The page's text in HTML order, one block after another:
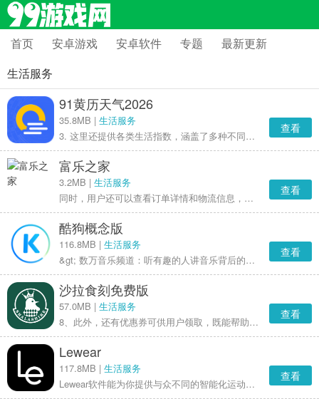
首页 安卓游戏 安卓软件 专题
最新更新
生活服务
91黄历天气2026
35.8MB | 生活服务
3. 这里还提供各类生活指数，涵盖了多种不同类型的指数，能够满足你各方面的需求
查看
富乐之家
3.2MB | 生活服务
同时，用户还可以查看订单详情和物流信息，让购物流程更加透明化。
查看
酷狗概念版
116.8MB | 生活服务
&gt; 数万音乐频道：听有趣的人讲音乐背后的故事
查看
沙拉食刻免费版
57.0MB | 生活服务
8、此外，还有优惠券可供用户领取，既能帮助用户在用餐时节省开支，又能助力他们保持健康的饮食习惯。
查看
Lewear
117.8MB | 生活服务
Lewear软件能为你提供与众不同的智能化运动程序，它采用定量与定制相结合的方式规划运动，助你获取理想的运动方案，让你在运动过程中避免身体损伤。
查看